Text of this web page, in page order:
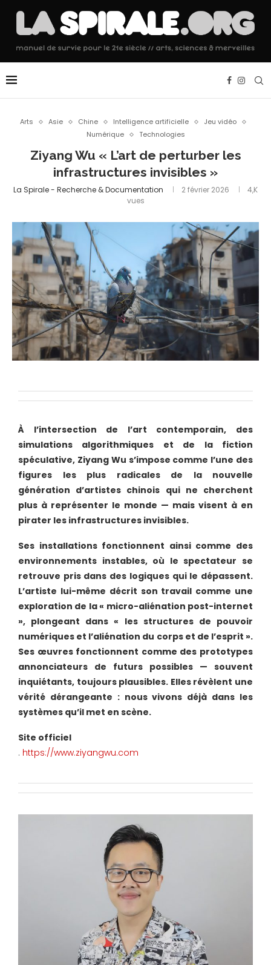
Arts Asie Chine Intelligence artificielle
Jeu vidéo
Numérique
Technologies
Ziyang Wu « L’art de perturber les
infrastructures invisibles »
La Spirale - Recherche & Documentation 2 février 2026
4,K
vues
À l’intersection de l’art contemporain, des
simulations algorithmiques et de la fiction
spéculative, Ziyang Wu s’impose comme l’une des
figures les plus radicales de la nouvelle
génération d’artistes chinois qui ne cherchent
plus à représenter le monde — mais visent à en
pirater les infrastructures invisibles.
Ses installations fonctionnent ainsi comme des
environnements instables, où le spectateur se
retrouve pris dans des logiques qui le dépassent.
L’artiste lui-même décrit son travail comme une
exploration de la « micro-aliénation post-internet
», plongeant dans « les structures de pouvoir
numériques et l’aliénation du corps et de l’esprit ».
Ses œuvres fonctionnent comme des prototypes
annonciateurs de futurs possibles — souvent
inquiétants, toujours plausibles. Elles révèlent une
vérité dérangeante : nous vivons déjà dans les
systèmes qu’il met en scène.
Site officiel
. https://www.ziyangwu.com